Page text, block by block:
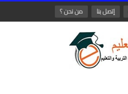
إتصل بنا من نحن ؟